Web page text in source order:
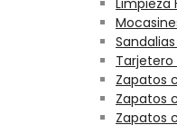
Limpieza
Tarjetero
Zapatos
Zapatos
Zapatos